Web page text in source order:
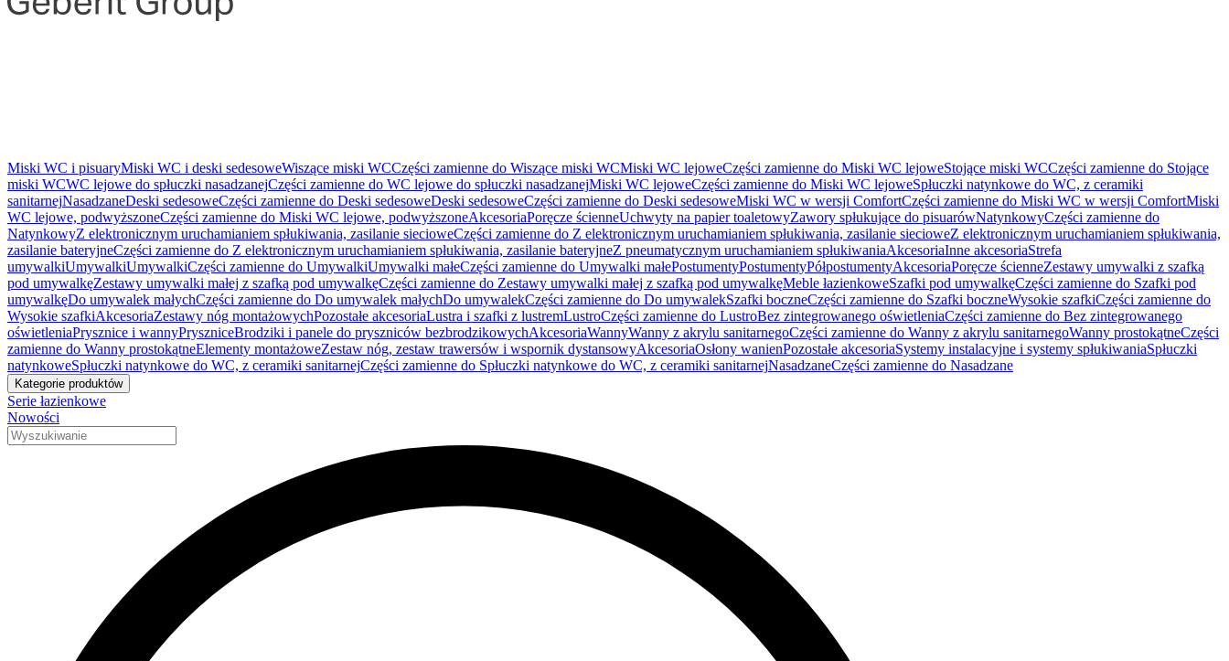
Miski WC i pisuaryMiski WC i deski sedesoweWiszące miski WCCzęści zamienne do Wiszące miski WCMiski WC lejoweCzęści zamienne do Miski WC lejoweStojące miski WCCzęści zamienne do Stojące
miski WCWC lejowe do spłuczki nasadzanejCzęści zamienne do WC lejowe do spłuczki nasadzanejMiski WC lejoweCzęści zamienne do Miski WC lejoweSpłuczki natynkowe do WC, z ceramiki
sanitarnejNasadzaneDeski sedesoweCzęści zamienne do Deski sedesoweDeski sedesoweCzęści zamienne do Deski sedesoweMiski WC w wersji ComfortCzęści zamienne do Miski WC w wersji ComfortMiski
WC lejowe, podwyższoneCzęści zamienne do Miski WC lejowe, podwyższoneAkcesoriaPoręcze ścienneUchwyty na papier toaletowyZawory spłukujące do pisuarówNatynkowyCzęści zamienne do
NatynkowyZ elektronicznym uruchamianiem spłukiwania, zasilanie siecioweCzęści zamienne do Z elektronicznym uruchamianiem spłukiwania, zasilanie siecioweZ elektronicznym uruchamianiem spłukiwania,
zasilanie bateryjneCzęści zamienne do Z elektronicznym uruchamianiem spłukiwania, zasilanie bateryjneZ pneumatycznym uruchamianiem spłukiwaniaAkcesoriaInne akcesoriaStrefa
umywalkiUmywalkiUmywalkiCzęści zamienne do UmywalkiUmywalki małeCzęści zamienne do Umywalki małePostumentyPostumentyPółpostumentyAkcesoriaPoręcze ścienneZestawy umywalki z szafką
pod umywalkęZestawy umywalki małej z szafką pod umywalkęCzęści zamienne do Zestawy umywalki małej z szafką pod umywalkęMeble łazienkoweSzafki pod umywalkęCzęści zamienne do Szafki pod
umywalkęDo umywalek małychCzęści zamienne do Do umywalek małychDo umywalekCzęści zamienne do Do umywalekSzafki boczneCzęści zamienne do Szafki boczneWysokie szafkiCzęści zamienne do
Wysokie szafkiAkcesoriaZestawy nóg montażowychPozostałe akcesoriaLustra i szafki z lustremLustroCzęści zamienne do LustroBez zintegrowanego oświetleniaCzęści zamienne do Bez zintegrowanego
oświetleniaPrysznice i wannyPryszniceBrodziki i panele do pryszniców bezbrodzikowychAkcesoriaWannyWanny z akrylu sanitarnegoCzęści zamienne do Wanny z akrylu sanitarnegoWanny prostokątneCzęści
zamienne do Wanny prostokątneElementy montażoweZestaw nóg, zestaw trawersów i wspornik dystansowyAkcesoriaOsłony wanienPozostałe akcesoriaSystemy instalacyjne i systemy spłukiwaniaSpłuczki
natynkoweSpłuczki natynkowe do WC, z ceramiki sanitarnejCzęści zamienne do Spłuczki natynkowe do WC, z ceramiki sanitarnejNasadzaneCzęści zamienne do Nasadzane
Kategorie produktów
Serie łazienkowe
Nowości